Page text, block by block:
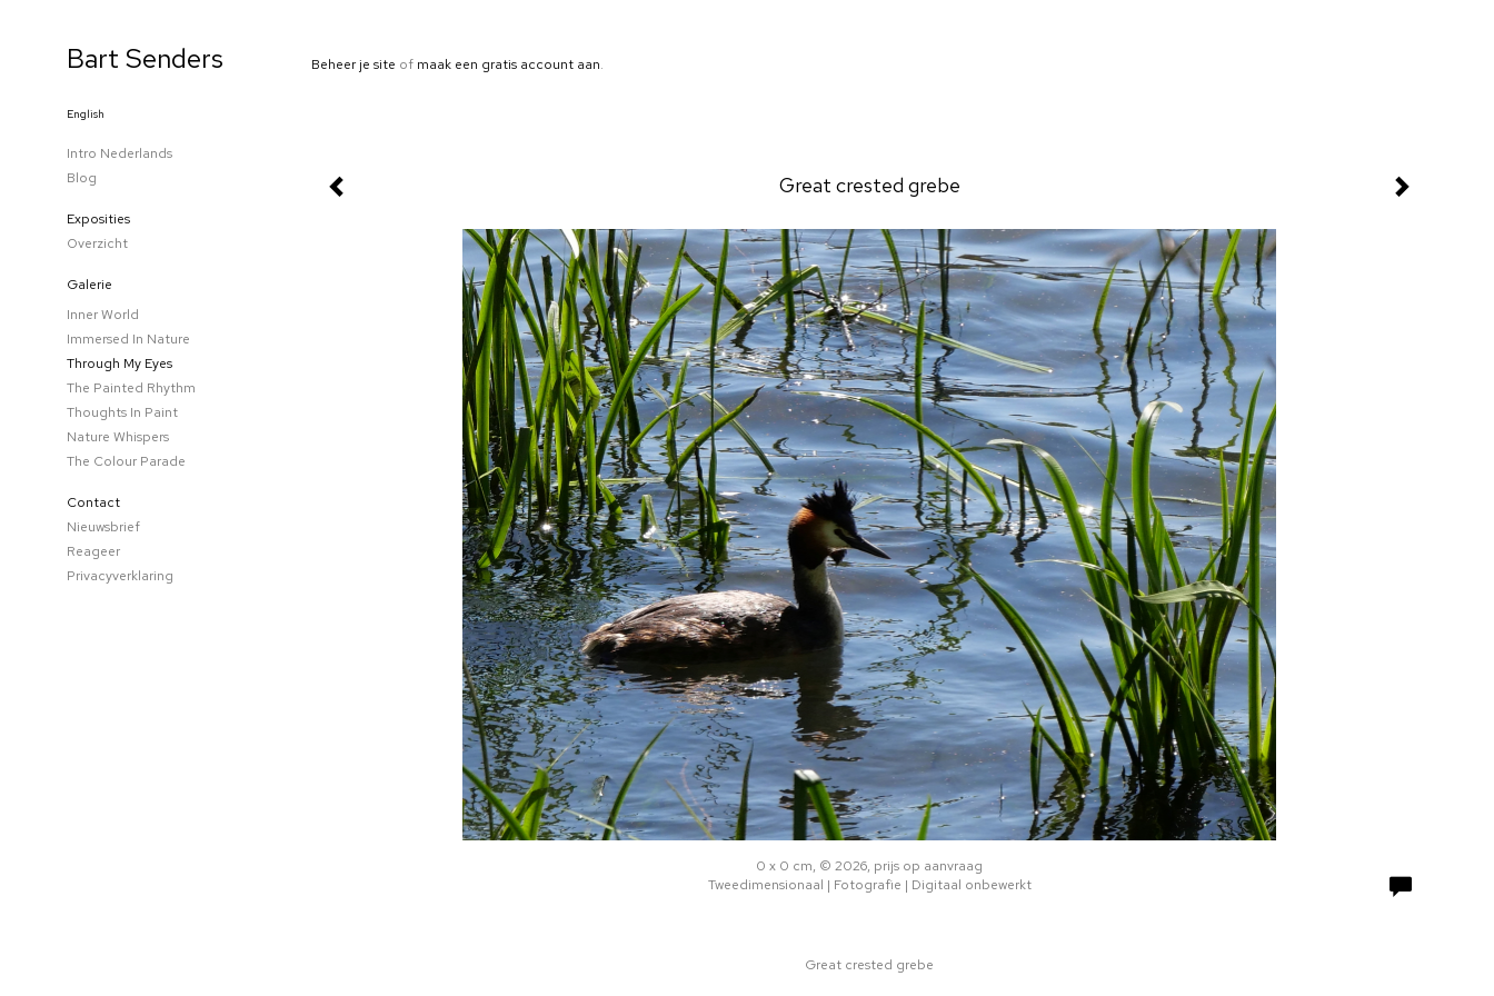
Beheer je site of maak een gratis account aan.
Great crested grebe
0 x 0 cm, © 2026, prijs op aanvraag
Tweedimensionaal | Fotografie | Digitaal onbewerkt
Great crested grebe
Bart Senders
English
Intro Nederlands
Blog
Exposities
Overzicht
Galerie
Inner World
Immersed In Nature
Through My Eyes
The Painted Rhythm
Thoughts In Paint
Nature Whispers
The Colour Parade
Contact
Nieuwsbrief
Reageer
Privacyverklaring